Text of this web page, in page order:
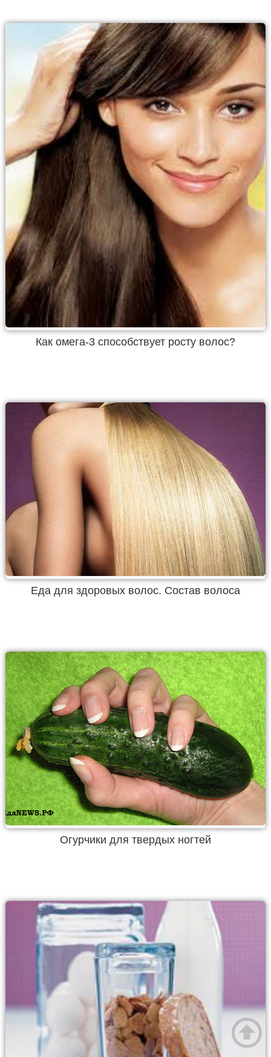
Как омега-3 способствует росту волос?
Еда для здоровых волос. Состав волоса
Огурчики для твердых ногтей